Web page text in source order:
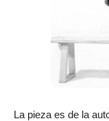
La pieza es de la